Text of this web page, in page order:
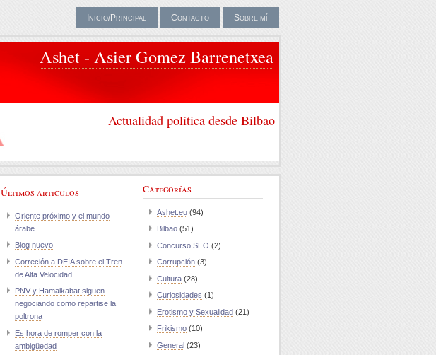
Inicio/Principal Contacto Sobre mí
Ashet - Asier Gomez Barrenetxea
Actualidad política desde Bilbao
Últimos articulos
Oriente próximo y el mundo
árabe
Blog nuevo
Correción a DEIA sobre el Tren
de Alta Velocidad
PNV y Hamaikabat siguen
negociando como repartise la
poltrona
Es hora de romper con la
ambigüedad
Categorías
Ashet.eu (94)
Bilbao (51)
Concurso SEO (2)
Corrupción (3)
Cultura (28)
Curiosidades (1)
Erotismo y Sexualidad (21)
Frikismo (10)
General (23)